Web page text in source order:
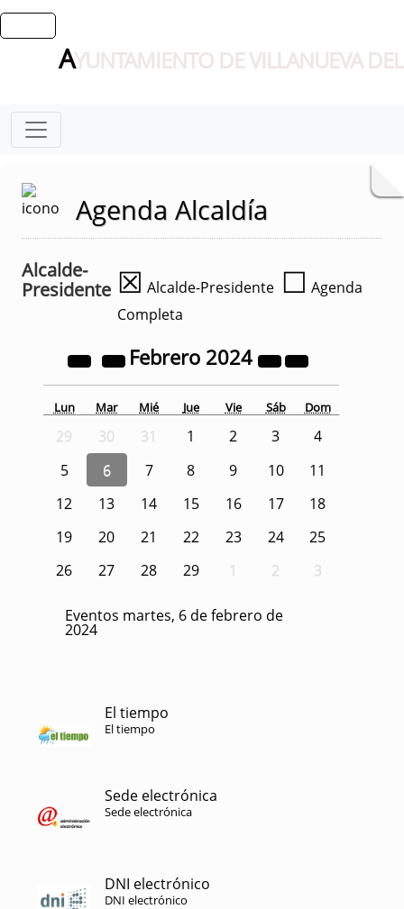
AYUNTAMIENTO DE VILLANUEVA
Agenda Alcaldía
Alcalde-
Presidente ☒ Alcalde-Presidente ☐ Agenda
Completa
Febrero 2024
Lun Mar Mié Jue Vie Sáb Dom
29 30 31 1 2 3
4
5
6 7 8 9 10
11
12
13 14 15 16 17
18
19
20 21 22 23 24
25
26
27 28 29 1 2 3
Eventos martes, 6 de febrero de
2024
El tiempo
El tiempo
Sede electrónica
Sede electrónica
DNI electrónico
DNI electrónico